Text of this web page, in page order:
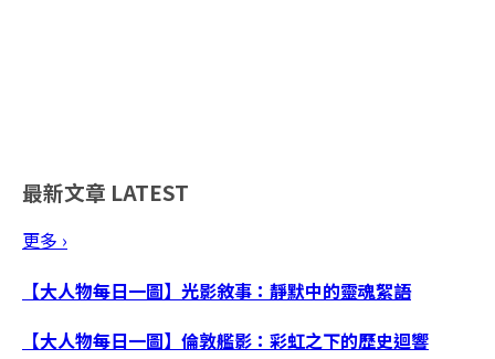
最新文章 LATEST
更多 ›
【大人物每日一圖】光影敘事：靜默中的靈魂絮語
【大人物每日一圖】倫敦艦影：彩虹之下的歷史迴響